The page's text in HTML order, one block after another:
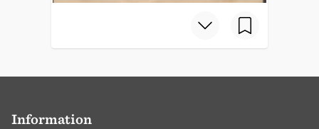
Information